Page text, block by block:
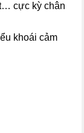
cực kỳ chân
khoái cảm